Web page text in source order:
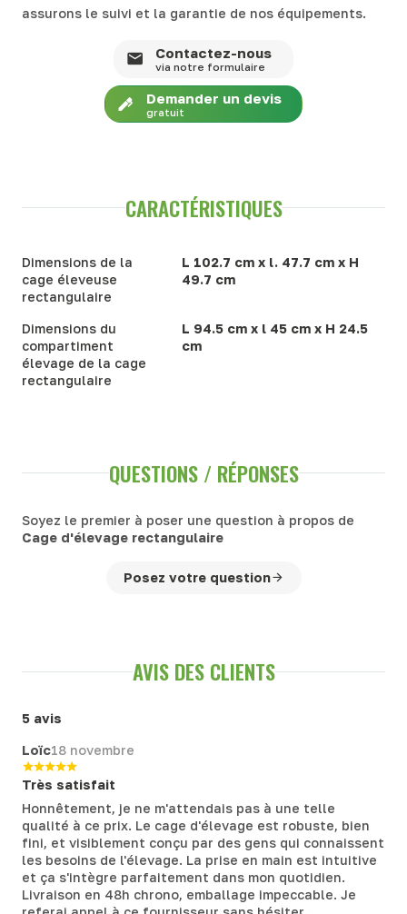
assurons le suivi et la garantie de nos équipements.
Contactez-nous
via notre formulaire
Demander un devis
gratuit
CARACTÉRISTIQUES
Dimensions de la
cage éleveuse
rectangulaire
L 102.7 cm x l. 47.7 cm x H
49.7 cm
Dimensions du
compartiment
élevage de la cage
rectangulaire
L 94.5 cm x l 45 cm x H 24.5
cm
QUESTIONS / RÉPONSES
Soyez le premier à poser une question à propos de
Cage d'élevage rectangulaire
Posez votre question
AVIS DES CLIENTS
5 avis
Loïc18 novembre
Très satisfait
Honnêtement, je ne m'attendais pas à une telle
qualité à ce prix. Le cage d'élevage est robuste, bien
fini, et visiblement conçu par des gens qui connaissent
les besoins de l'élevage. La prise en main est intuitive
et ça s'intègre parfaitement dans mon quotidien.
Livraison en 48h chrono, emballage impeccable. Je